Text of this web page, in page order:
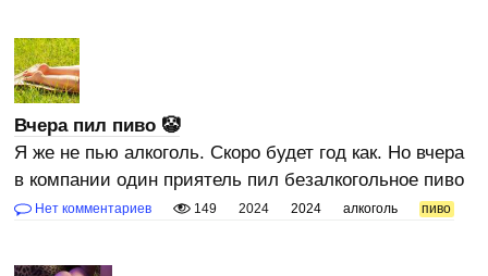
Вчера пил пиво 🤡
Я же не пью алкоголь. Скоро будет год как. Но вчера
в компании один приятель пил безалкогольное пиво
Нет комментариев 149 2024 2024 алкоголь пиво